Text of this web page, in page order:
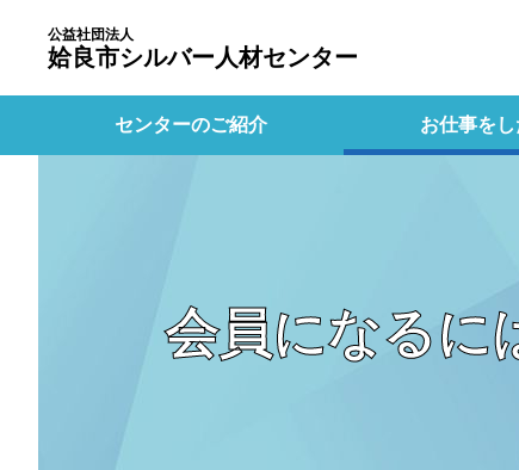
公益社団法人
姶良市シルバー人材センター
センターのご紹介 お仕事を
会員になるに